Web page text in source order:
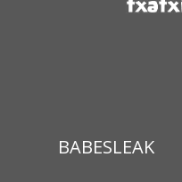
BABESLEAK